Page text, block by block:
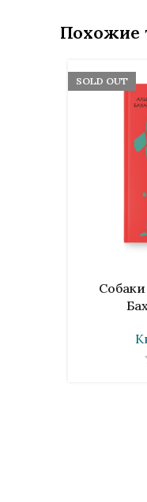
Похожие
SOLD OUT
ПОДРОБНЕЕ